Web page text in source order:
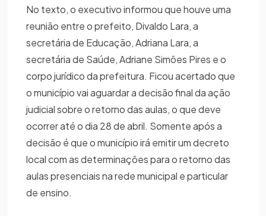
No texto, o executivo informou que houve uma
reunião entre o prefeito, Divaldo Lara, a
secretária de Educação, Adriana Lara, a
secretária de Saúde, Adriane Simões Pires e o
corpo jurídico da prefeitura. Ficou acertado que
o município vai aguardar a decisão final da ação
judicial sobre o retorno das aulas, o que deve
ocorrer até o dia 28 de abril. Somente após a
decisão é que o município irá emitir um decreto
local com as determinações para o retorno das
aulas presenciais na rede municipal e particular
de ensino.